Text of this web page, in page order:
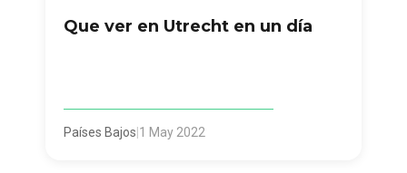
Que ver en Utrecht en un día
Países Bajos 1 May 2022